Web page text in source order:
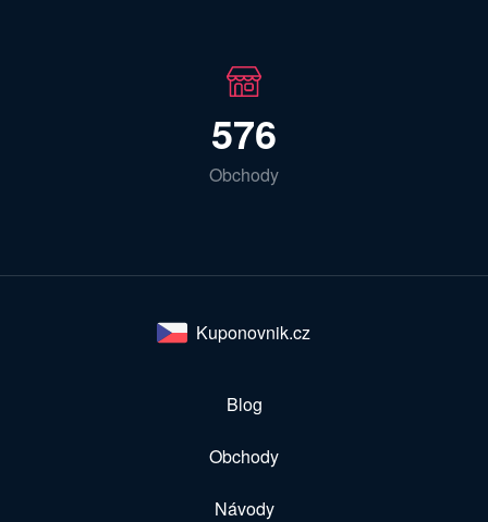
576
Obchody
Kuponovnik.cz
Blog
Obchody
Návody